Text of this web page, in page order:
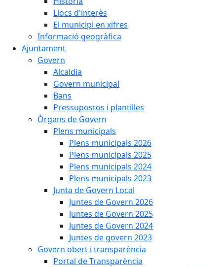
Llocs d'interès
El municipi en xifres
Informació geogràfica
Ajuntament
Govern
Alcaldia
Govern municipal
Bans
Pressupostos i plantilles
Òrgans de Govern
Plens municipals
Plens municipals 2026
Plens municipals 2025
Plens municipals 2024
Plens municipals 2023
Junta de Govern Local
Juntes de Govern 2026
Juntes de Govern 2025
Juntes de Govern 2024
Juntes de govern 2023
Govern obert i transparència
Portal de Transparència